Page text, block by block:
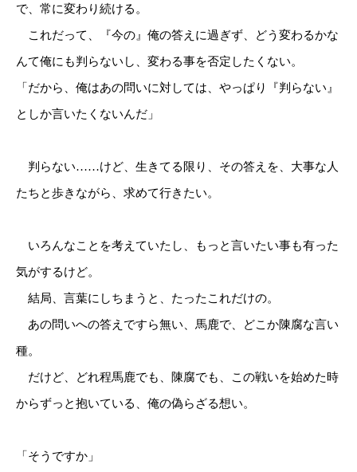
で、常に変わり続ける。
これだって、『今の』俺の答えに過ぎず、どう変わるかな
んて俺にも判らないし、変わる事を否定したくない。
「だから、俺はあの問いに対しては、やっぱり『判らない』
としか言いたくないんだ」
判らない……けど、生きてる限り、その答えを、大事な人
たちと歩きながら、求めて行きたい。
いろんなことを考えていたし、もっと言いたい事も有った
気がするけど。
結局、言葉にしちまうと、たったこれだけの。
あの問いへの答えですら無い、馬鹿で、どこか陳腐な言い
種。
だけど、どれ程馬鹿でも、陳腐でも、この戦いを始めた時
からずっと抱いている、俺の偽らざる想い。
「そうですか」